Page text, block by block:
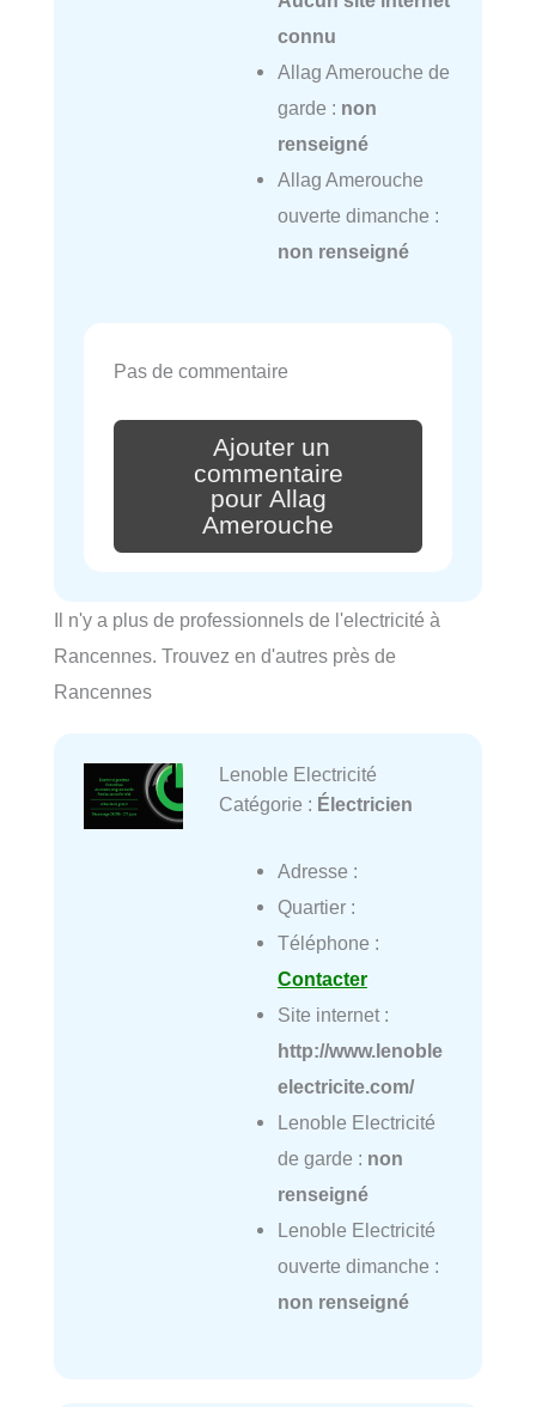
connu
Allag Amerouche de
garde : non
renseigné
Allag Amerouche
ouverte dimanche :
non renseigné
Pas de commentaire
Ajouter un
commentaire
pour Allag
Amerouche
Il n'y a plus de professionnels de l'electricité à
Rancennes. Trouvez en d'autres près de
Rancennes
Lenoble Electricité
Catégorie : Électricien
Adresse :
Quartier :
Téléphone :
Contacter
Site internet :
http://www.lenoble
electricite.com/
Lenoble Electricité
de garde : non
renseigné
Lenoble Electricité
ouverte dimanche :
non renseigné